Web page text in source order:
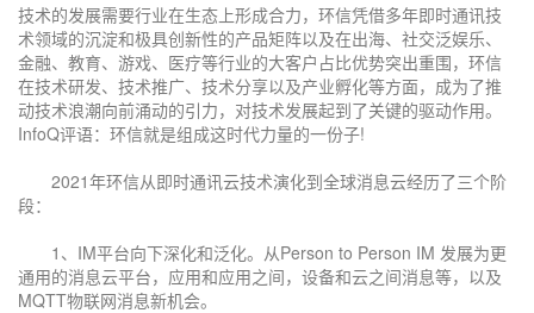
技术的发展需要行业在生态上形成合力，环信凭借多年即时通讯技
术领域的沉淀和极具创新性的产品矩阵以及在出海、社交泛娱乐、
金融、教育、游戏、医疗等行业的大客户占比优势突出重围，环信
在技术研发、技术推广、技术分享以及产业孵化等方面，成为了推
动技术浪潮向前涌动的引力，对技术发展起到了关键的驱动作用。
InfoQ评语：环信就是组成这时代力量的一份子!
2021年环信从即时通讯云技术演化到全球消息云经历了三个阶
段：
1、IM平台向下深化和泛化。从Person to Person IM 发展为更
通用的消息云平台，应用和应用之间，设备和云之间消息等，以及
MQTT物联网消息新机会。